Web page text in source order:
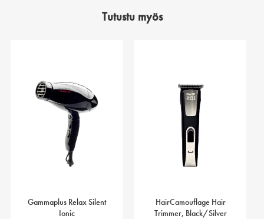
Tutustu myös
Gammaplus Relax Silent
Ionic
HairCamouflage Hair
Trimmer, Black/Silver